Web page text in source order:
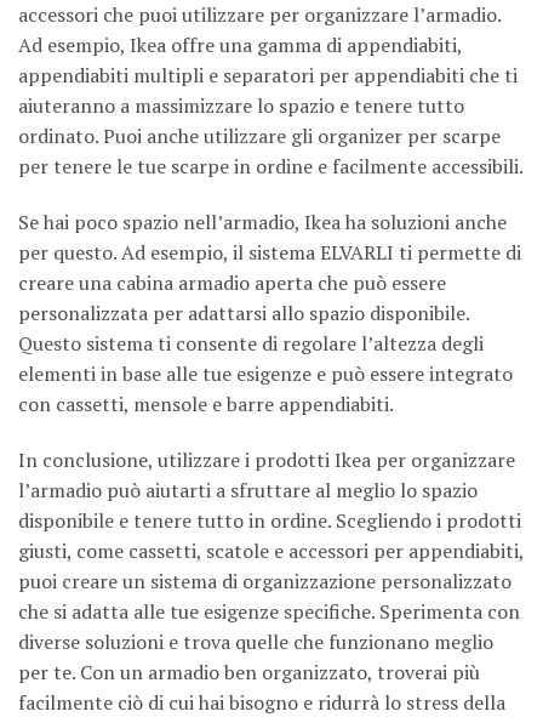
accessori che puoi utilizzare per organizzare l’armadio.
Ad esempio, Ikea offre una gamma di appendiabiti,
appendiabiti multipli e separatori per appendiabiti che ti
aiuteranno a massimizzare lo spazio e tenere tutto
ordinato. Puoi anche utilizzare gli organizer per scarpe
per tenere le tue scarpe in ordine e facilmente accessibili.
Se hai poco spazio nell’armadio, Ikea ha soluzioni anche
per questo. Ad esempio, il sistema ELVARLI ti permette di
creare una cabina armadio aperta che può essere
personalizzata per adattarsi allo spazio disponibile.
Questo sistema ti consente di regolare l’altezza degli
elementi in base alle tue esigenze e può essere integrato
con cassetti, mensole e barre appendiabiti.
In conclusione, utilizzare i prodotti Ikea per organizzare
l’armadio può aiutarti a sfruttare al meglio lo spazio
disponibile e tenere tutto in ordine. Scegliendo i prodotti
giusti, come cassetti, scatole e accessori per appendiabiti,
puoi creare un sistema di organizzazione personalizzato
che si adatta alle tue esigenze specifiche. Sperimenta con
diverse soluzioni e trova quelle che funzionano meglio
per te. Con un armadio ben organizzato, troverai più
facilmente ciò di cui hai bisogno e ridurrà lo stress della